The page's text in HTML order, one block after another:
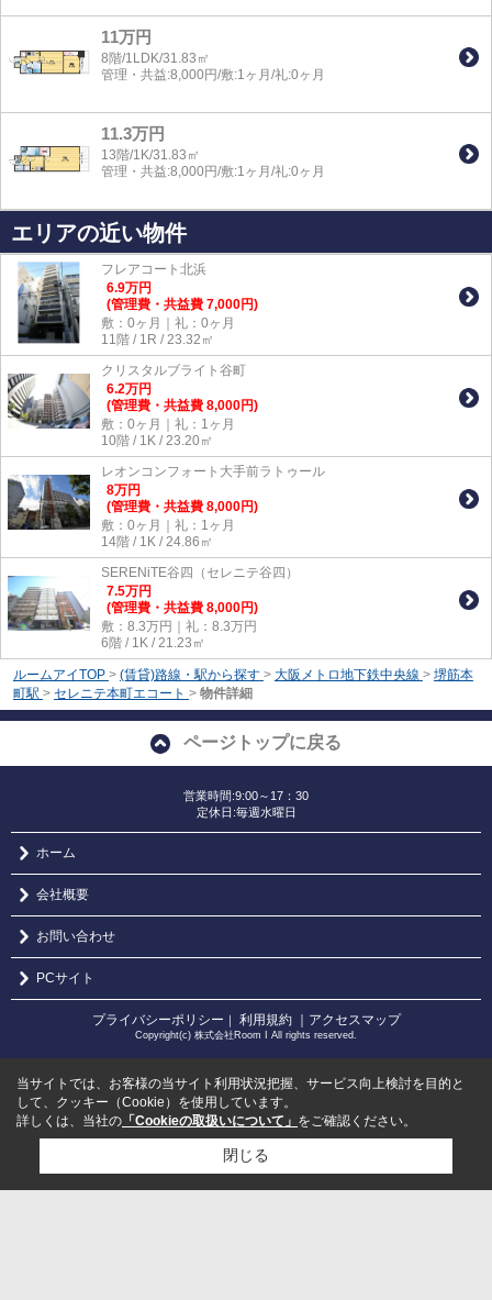
11万円
8階/1LDK/31.83㎡
管理・共益:8,000円/敷:1ヶ月/礼:0ヶ月
11.3万円
13階/1K/31.83㎡
管理・共益:8,000円/敷:1ヶ月/礼:0ヶ月
エリアの近い物件
フレアコート北浜
6.9万円
(管理費・共益費 7,000円)
敷：0ヶ月｜礼：0ヶ月
11階 / 1R / 23.32㎡
クリスタルブライト谷町
6.2万円
(管理費・共益費 8,000円)
敷：0ヶ月｜礼：1ヶ月
10階 / 1K / 23.20㎡
レオンコンフォート大手前ラトゥール
8万円
(管理費・共益費 8,000円)
敷：0ヶ月｜礼：1ヶ月
14階 / 1K / 24.86㎡
SERENiTE谷四（セレニテ谷四）
7.5万円
(管理費・共益費 8,000円)
敷：8.3万円｜礼：8.3万円
6階 / 1K / 21.23㎡
ルームアイTOP > (賃貸)路線・駅から探す > 大阪メトロ地下鉄中央線 > 堺筋本
町駅 > セレニテ本町エコート > 物件詳細
ページトップに戻る
営業時間:9:00～17：30
定休日:毎週水曜日
ホーム
会社概要
お問い合わせ
PCサイト
プライバシーポリシー ｜ 利用規約 ｜アクセスマップ
Copyright(c) 株式会社Room I All rights reserved.
当サイトでは、お客様の当サイト利用状況把握、サービス向上検討を目的と
して、クッキー（Cookie）を使用しています。
詳しくは、当社の 「Cookieの取扱いについて」 をご確認ください。
閉じる